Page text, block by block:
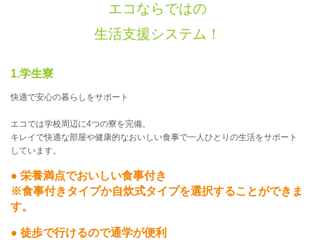
エコならではの
生活支援システム！
1.学生寮
快適で安心の暮らしをサポート
エコでは学校周辺に4つの寮を完備。
キレイで快適な部屋や健康的なおいしい食事で一人ひとりの生活をサポート
しています。
● 栄養満点でおいしい食事付き
※食事付きタイプか自炊式タイプを選択することができま
す。
● 徒歩で行けるので通学が便利